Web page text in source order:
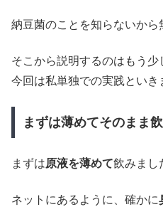
納豆菌のことを知らないから
そこから説明するのはもう少
今回は私単独での実践といき
まずは薄めてそのまま
まずは原液を薄めて飲みまし
ネットにあるように、確かに